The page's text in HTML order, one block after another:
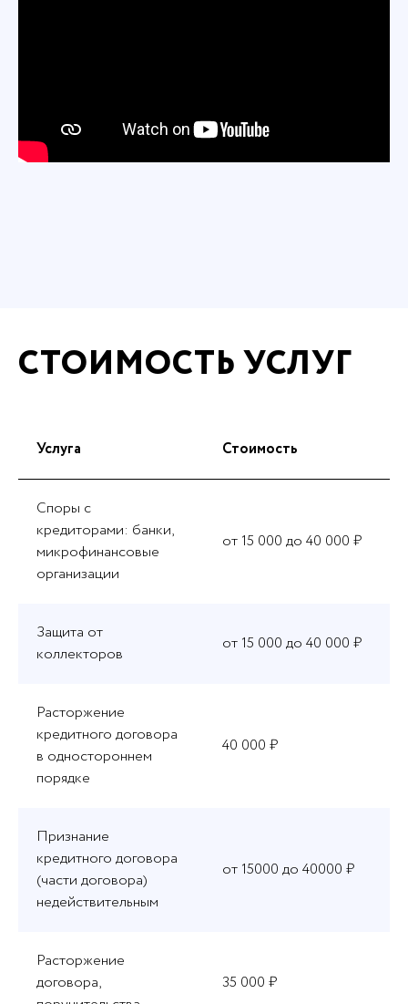
СТОИМОСТЬ УСЛУГ
Услуга Стоимость
Споры с
кредиторами: банки,
микрофинансовые
организации
от 15 000 до 40 000 ₽
Защита от
коллекторов
от 15 000 до 40 000 ₽
Расторжение
кредитного договора
в одностороннем
порядке
40 000 ₽
Признание
кредитного договора
(части договора)
недействительным
от 15000 до 40000 ₽
Расторжение
договора,
35 000 ₽